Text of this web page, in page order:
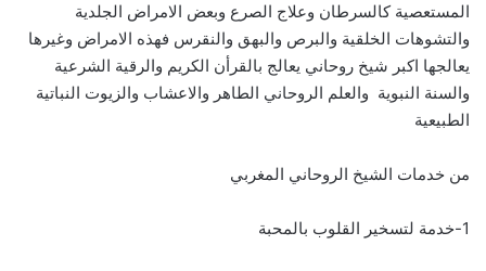
المستعصية كالسرطان وعلاج الصرع وبعض الامراض الجلدية
والتشوهات الخلقية والبرص والبهق والنقرس فهذه الامراض وغيرها
يعالجها اكبر شيخ روحاني يعالج بالقرأن الكريم والرقية الشرعية
والسنة النبوية والعلم الروحاني الطاهر والاعشاب والزيوت النباتية
الطبيعية
من خدمات الشيخ الروحاني المغربي
1-خدمة لتسخير القلوب بالمحبة